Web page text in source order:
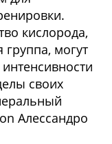
кислорода,
могут
своих
Алессандро